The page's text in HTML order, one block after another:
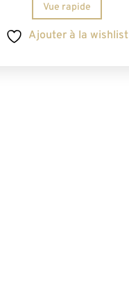
Vue rapide
Ajouter à la wishlist